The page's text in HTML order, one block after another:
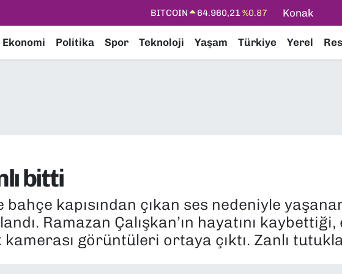
DOLAR 47,7436%0.18
STERLİN
64,4811%0.38
Konak
Ekonomi Politika Spor Teknoloji Yaşam Türkiye Yerel
bitti
bahçe kapısından çıkan ses nedeniyle
Ramazan Çalışkan’ın hayatını
kamerası görüntüleri ortaya çıktı. Zanlı